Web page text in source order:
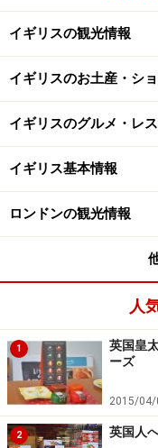
ホームページ」を確認
ださい。
イギリスの観光情報
イギリスのお土産・シ
イギリスのグルメ・レ
イギリス基本情報
ロンドンの観光情報
人
1
英国皇
ーズ
2015/04/
2 英国人